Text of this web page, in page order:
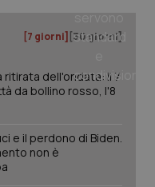
[7 giorni] [30 giorni]
ritirata dell'ondata: il 7
da bollino rosso, l'8
e il perdono di Biden.
non è
.quotidianosanita.it